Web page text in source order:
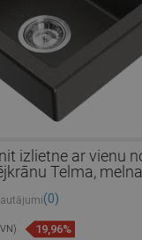
izlietne ar vienu
Telma,
(0)
19,96%